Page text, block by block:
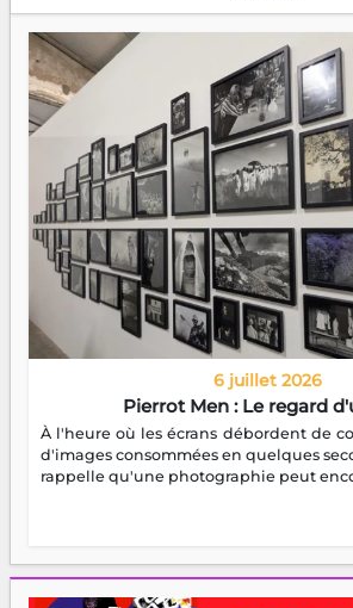
6 juillet 2026
Pierrot Men : Le regard
À l'heure où les écrans débordent de
d'images consommées en quelques
rappelle qu'une photographie peut